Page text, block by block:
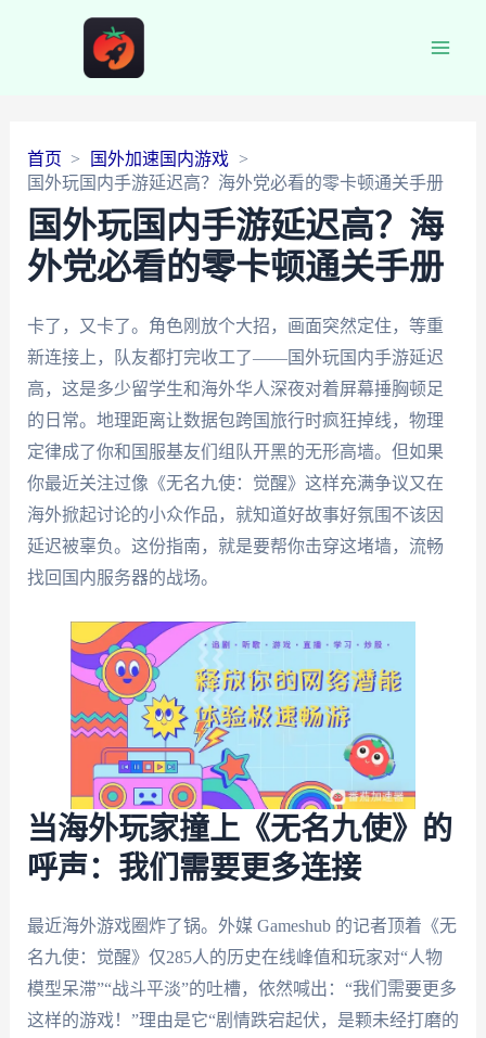
首页
国外加速国内游戏
国外玩国内手游延迟高？海外党必看的零卡顿通关手册
国外玩国内手游延迟高？海
外党必看的零卡顿通关手册
卡了，又卡了。角色刚放个大招，画面突然定住，等重
新连接上，队友都打完收工了——国外玩国内手游延迟
高，这是多少留学生和海外华人深夜对着屏幕捶胸顿足
的日常。地理距离让数据包跨国旅行时疯狂掉线，物理
定律成了你和国服基友们组队开黑的无形高墙。但如果
你最近关注过像《无名九使：觉醒》这样充满争议又在
海外掀起讨论的小众作品，就知道好故事好氛围不该因
延迟被辜负。这份指南，就是要帮你击穿这堵墙，流畅
找回国内服务器的战场。
当海外玩家撞上《无名九使》的
呼声：我们需要更多连接
最近海外游戏圈炸了锅。外媒 Gameshub 的记者顶着《无
名九使：觉醒》仅285人的历史在线峰值和玩家对“人物
模型呆滞”“战斗平淡”的吐槽，依然喊出：“我们需要更多
这样的游戏！”理由是它“剧情跌宕起伏，是颗未经打磨的